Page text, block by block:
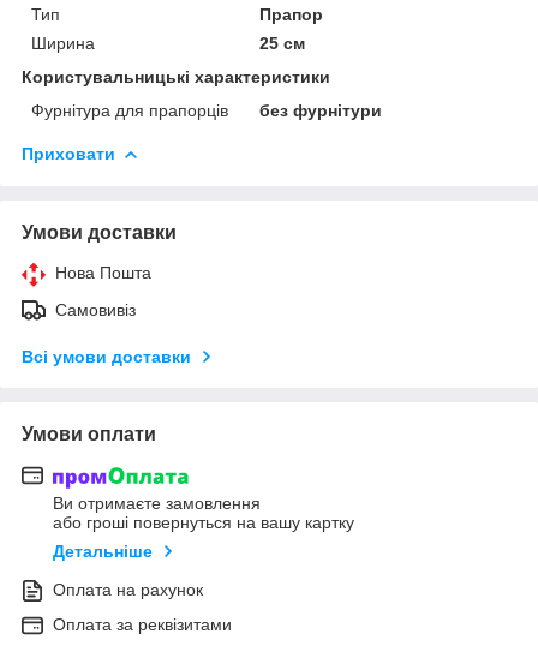
Тип
Прапор
Ширина
25 см
Користувальницькі характеристики
Фурнітура для прапорців
без фурнітури
Приховати
Умови доставки
Нова Пошта
Самовивіз
Всі умови доставки
Умови оплати
Ви отримаєте замовлення
або гроші повернуться на вашу картку
Детальніше
Оплата на рахунок
Оплата за реквізитами